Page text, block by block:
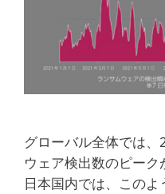
グローバル全体では
ウェア検出数のピーク
日本国内では、この